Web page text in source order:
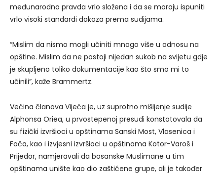
međunarodna pravda vrlo složena i da se moraju ispuniti
vrlo visoki standardi dokaza prema sudijama.
“Mislim da nismo mogli učiniti mnogo više u odnosu na
opštine. Mislim da ne postoji nijedan sukob na svijetu gdje
je skupljeno toliko dokumentacije kao što smo mi to
učinili”, kaže Brammertz.
Većina članova Vijeća je, uz suprotno mišljenje sudije
Alphonsa Oriea, u prvostepenoj presudi konstatovala da
su fizički izvršioci u opštinama Sanski Most, Vlasenica i
Foča, kao i izvjesni izvršioci u opštinama Kotor-Varoš i
Prijedor, namjeravali da bosanske Muslimane u tim
opštinama unište kao dio zaštićene grupe, ali je također